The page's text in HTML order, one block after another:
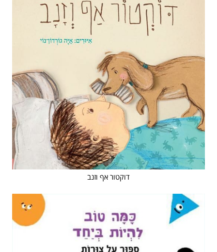
דוקטור אף וזנב